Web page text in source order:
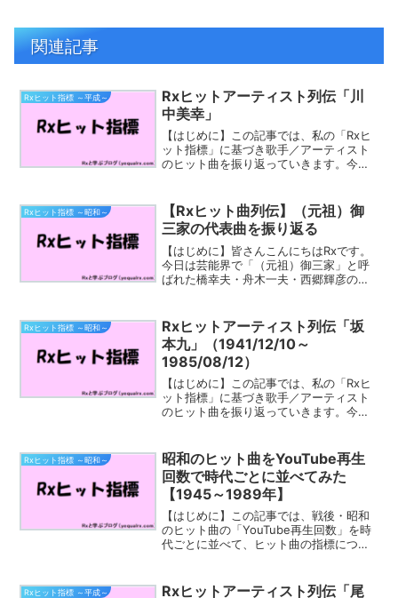
関連記事
Rxヒット指標 ～平成～
Rxヒットアーティスト列伝「川
中美幸」
【はじめに】この記事では、私の「Rxヒ
ット指標」に基づき歌手／アーティスト
のヒット曲を振り返っていきます。今回
月5日 - ）は、日本の女性演歌歌手。本
名：山田 ...
Rxヒット指標 ～昭和～
【Rxヒット曲列伝】（元祖）御
三家の代表曲を振り返る
【はじめに】皆さんこんにちはRxです。
今日は芸能界で「（元祖）御三家」と呼
ばれた橋幸夫・舟木一夫・西郷輝彦のお
ット指標に関しては、今後説明していき
たいと思いますが、昭和...
Rxヒット指標 ～昭和～
Rxヒットアーティスト列伝「坂
本九」（1941/12/10～
1985/08/12）
【はじめに】この記事では、私の「Rxヒ
ット指標」に基づき歌手／アーティスト
のヒット曲を振り返っていきます。今回
日 - 1985年（昭和60年）8月12日）は、
日...
Rxヒット指標 ～昭和～
昭和のヒット曲をYouTube再生
回数で時代ごとに並べてみた
【1945～1989年】
【はじめに】この記事では、戦後・昭和
のヒット曲の「YouTube再生回数」を時
代ごとに並べて、ヒット曲の指標につい
考にしたのは、「昭和歌謡大好き院生 →
Rxヒット指標 ～平成～
Rxヒットアーティスト列伝「尾